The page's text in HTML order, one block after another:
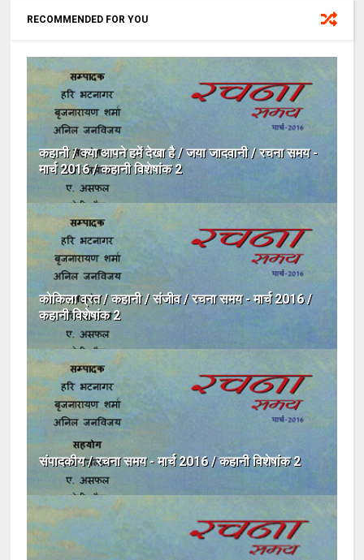
RECOMMENDED FOR YOU
कहानी / क्या आपने हमें देखा है / जया जादवानी / रचना समय -
मार्च 2016 / कहानी विशेषांक 2
कोकिला व्रत / कहानी / संजीव / रचना समय - मार्च 2016 /
कहानी विशेषांक 2
संपादकीय / रचना समय - मार्च 2016 / कहानी विशेषांक 2